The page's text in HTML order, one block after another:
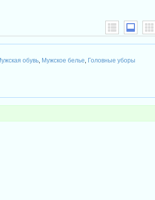
обувь Мужское белье Головные уборы